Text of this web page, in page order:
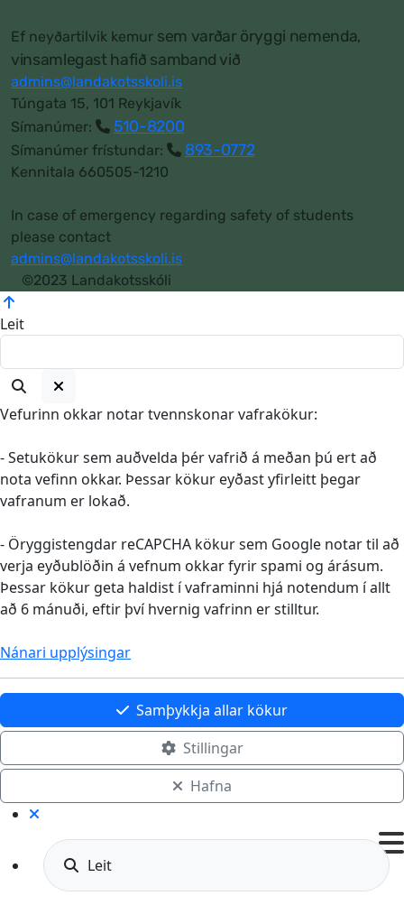
Ef neyðartilvik kemur sem varðar öryggi nemenda,
vinsamlegast hafið samband við
admins@landakotsskoli.is
Túngata 15, 101 Reykjavík
Símanúmer:
510-8200
Símanúmer frístundar: 893-0772
Kennitala 660505-1210
In case of emergency regarding safety of students
please contact
admins@landakotsskoli.is
©2023 Landakotsskóli
Leit
Vefurinn okkar notar tvennskonar vafrakökur:
- Setukökur sem auðvelda þér vafrið á meðan þú ert að
nota vefinn okkar. Þessar kökur eyðast yfirleitt þegar
vafranum er lokað.
- Öryggistengdar reCAPCHA kökur sem Google notar til að
verja eyðublöðin á vefnum okkar fyrir spami og árásum.
Þessar kökur geta haldist í vaframinni hjá notendum í allt
að 6 mánuði, eftir því hvernig vafrinn er stilltur.
Nánari upplýsingar
Samþykkja allar kökur
Stillingar
Hafna
Leit